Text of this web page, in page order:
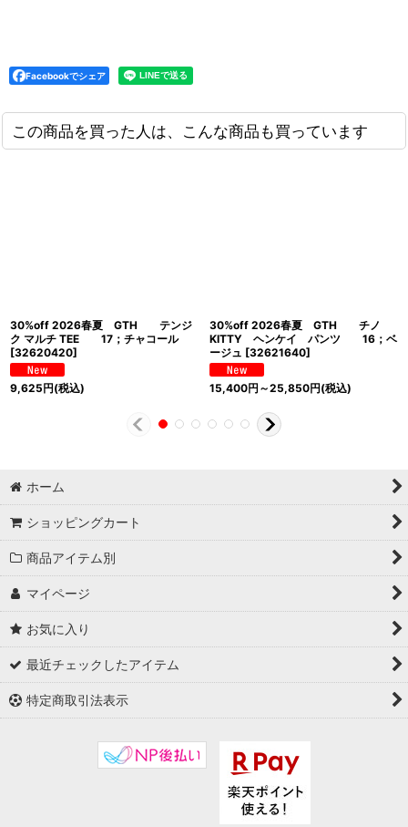
Facebookでシェア
この商品を買った人は、こんな商品も買っています
30%off 2026春夏 GTH テンジ
ク マルチ TEE 17；チャコール
[32620420]
9,625円(税込)
30%off 2026春夏 GTH チノ
KITTY ヘンケイ パンツ 16；ベ
ージュ [32621640]
15,400円 ～25,850円(税込)
ホーム
ショッピングカート
商品アイテム別
マイページ
お気に入り
最近チェックしたアイテム
特定商取引法表示